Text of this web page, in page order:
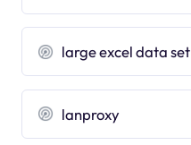
large excel data set
lanproxy